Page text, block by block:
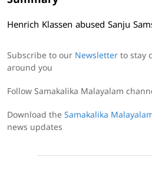
Henrich Klassen abused Sanju
Subscribe to our Newsletter to stay
around you
Follow Samakalika Malayalam
Download the Samakalika
news updates